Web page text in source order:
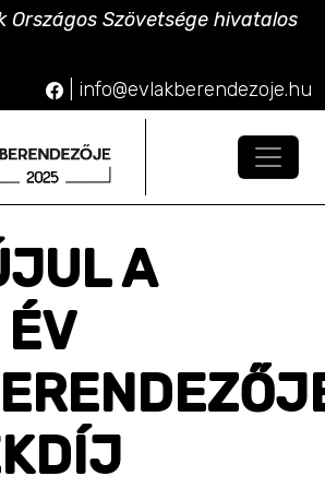
Országos Szövetsége hivatalos
info@evlakberendezoje.hu
A